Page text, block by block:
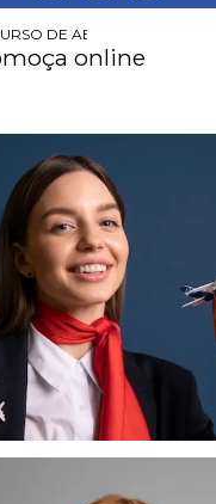
DE AEROMOÇA ONLINE
online